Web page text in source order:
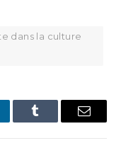
dans la culture
Tumblr Email